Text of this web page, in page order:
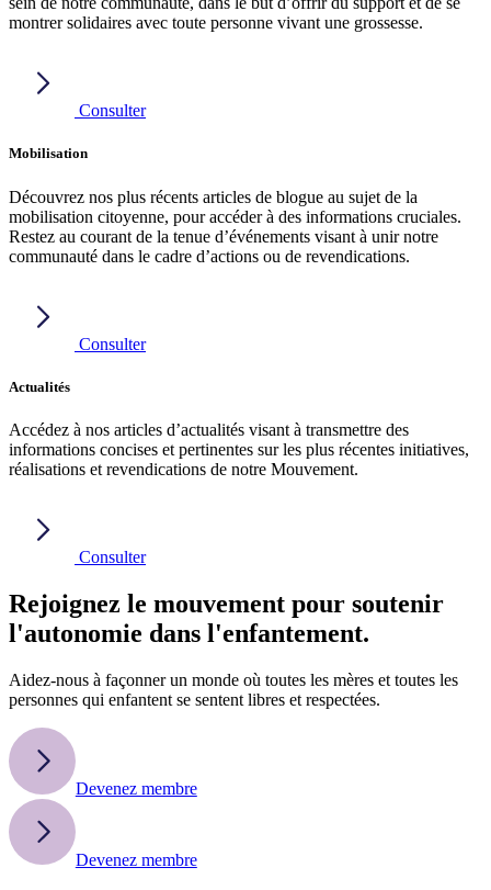
montrer solidaires avec toute personne vivant une grossesse.
Consulter
Mobilisation
Découvrez nos plus récents articles de blogue au sujet de la
mobilisation citoyenne, pour accéder à des informations cruciales.
Restez au courant de la tenue d’événements visant à unir notre
communauté dans le cadre d’actions ou de revendications.
Consulter
Actualités
Accédez à nos articles d’actualités visant à transmettre des
informations concises et pertinentes sur les plus récentes initiatives,
réalisations et revendications de notre Mouvement.
Consulter
Rejoignez le mouvement pour soutenir
l'autonomie dans l'enfantement.
Aidez-nous à façonner un monde où toutes les mères et toutes les
personnes qui enfantent se sentent libres et respectées.
Devenez membre
Devenez membre